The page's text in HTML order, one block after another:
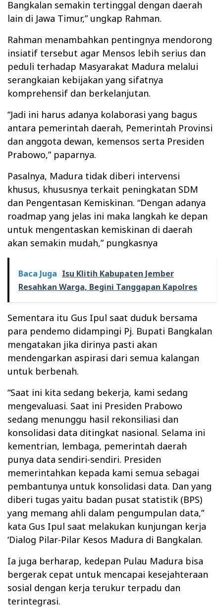
Bangkalan semakin tertinggal dengan daerah
lain di Jawa Timur,” ungkap Rahman.
Rahman menambahkan pentingnya mendorong
insiatif tersebut agar Mensos lebih serius dan
peduli terhadap Masyarakat Madura melalui
serangkaian kebijakan yang sifatnya
komprehensif dan berkelanjutan.
“Jadi ini harus adanya kolaborasi yang bagus
antara pemerintah daerah, Pemerintah Provinsi
dan anggota dewan, kemensos serta Presiden
Prabowo,” paparnya.
Pasalnya, Madura tidak diberi intervensi
khusus, khususnya terkait peningkatan SDM
dan Pengentasan Kemiskinan. “Dengan adanya
roadmap yang jelas ini maka langkah ke depan
untuk mengentaskan kemiskinan di daerah
akan semakin mudah,” pungkasnya
Baca Juga Isu Klitih Kabupaten Jember
Resahkan Warga, Begini Tanggapan Kapolres
Sementara itu Gus Ipul saat duduk bersama
para pendemo didampingi Pj. Bupati Bangkalan
mengatakan jika dirinya pasti akan
mendengarkan aspirasi dari semua kalangan
untuk berbenah.
“Saat ini kita sedang bekerja, kami sedang
mengevaluasi. Saat ini Presiden Prabowo
sedang menunggu hasil rekonsiliasi dan
konsolidasi data ditingkat nasional. Selama ini
kementrian, lembaga, pemerintah daerah
punya data sendiri-sendiri. Presiden
memerintahkan kepada kami semua sebagai
pembantunya untuk konsolidasi data. Dan yang
diberi tugas yaitu badan pusat statistik (BPS)
yang memang ahli dalam pengumpulan data,”
kata Gus Ipul saat melakukan kunjungan kerja
‘Dialog Pilar-Pilar Kesos Madura di Bangkalan.
Ia juga berharap, kedepan Pulau Madura bisa
bergerak cepat untuk mencapai kesejahteraan
sosial dengan kerja terukur terpadu dan
terintegrasi.